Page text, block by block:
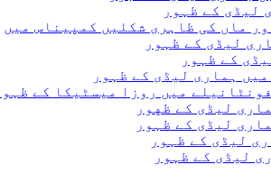
لیڈی کے ظہور
ماں کی ظاہری شکلیں کمپیناس میں
لیڈی کے ظہور
کے ظہور
ہماری لیڈی کے ظہور
میں روزا میسٹیکا کے
لیڈی کے ظهور
لیڈی کے ظہور
لیڈی کے ظہور
لیڈی کے ظہور